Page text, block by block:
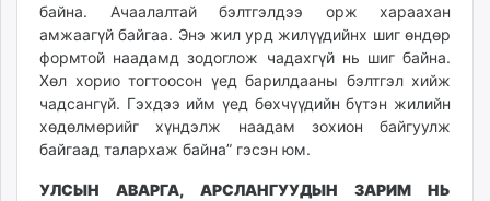
байна. Ачаалалтай бэлтгэлдээ орж хараахан
амжаагүй байгаа. Энэ жил урд жилүүдийнх шиг өндөр
формтой наадамд зодоглож чадахгүй нь шиг байна.
Хөл хорио тогтоосон үед барилдааны бэлтгэл хийж
чадсангүй. Гэхдээ ийм үед бөхчүүдийн бүтэн жилийн
хөдөлмөрийг хүндэлж наадам зохион байгуулж
байгаад талархаж байна” гэсэн юм.
УЛСЫН АВАРГА, АРСЛАНГУУДЫН ЗАРИМ НЬ